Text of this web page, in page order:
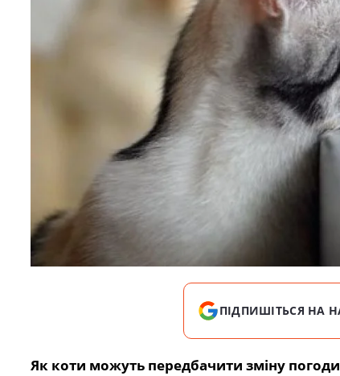
ПІДПИШІТЬСЯ НА
Як коти можуть передбачити зміну